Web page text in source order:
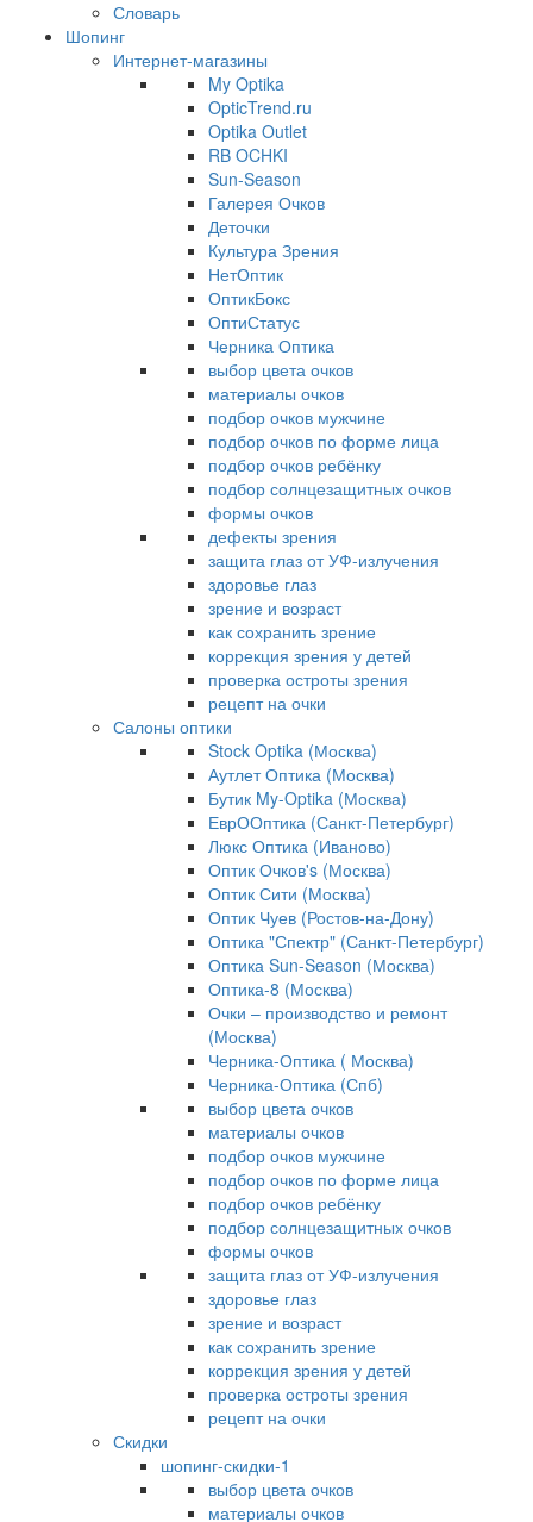
Словарь
Шопинг
Интернет-магазины
My Optika
OpticTrend.ru
Optika Outlet
RB OCHKI
Sun-Season
Галерея Очков
Деточки
Культура Зрения
НетОптик
ОптикБокс
ОптиСтатус
Черника Оптика
выбор цвета очков
материалы очков
подбор очков мужчине
подбор очков по форме лица
подбор очков ребёнку
подбор солнцезащитных очков
формы очков
дефекты зрения
защита глаз от УФ-излучения
здоровье глаз
зрение и возраст
как сохранить зрение
коррекция зрения у детей
проверка остроты зрения
рецепт на очки
Салоны оптики
Stock Optika (Москва)
Аутлет Оптика (Москва)
Бутик My-Optika (Москва)
ЕврООптика (Санкт-Петербург)
Люкс Оптика (Иваново)
Оптик Очков's (Москва)
Оптик Сити (Москва)
Оптик Чуев (Ростов-на-Дону)
Оптика "Спектр" (Санкт-Петербург)
Оптика Sun-Season (Москва)
Оптика-8 (Москва)
Очки – производство и ремонт
(Москва)
Черника-Оптика ( Москва)
Черника-Оптика (Спб)
выбор цвета очков
материалы очков
подбор очков мужчине
подбор очков по форме лица
подбор очков ребёнку
подбор солнцезащитных очков
формы очков
защита глаз от УФ-излучения
здоровье глаз
зрение и возраст
как сохранить зрение
коррекция зрения у детей
проверка остроты зрения
рецепт на очки
Скидки
шопинг-скидки-1
выбор цвета очков
материалы очков